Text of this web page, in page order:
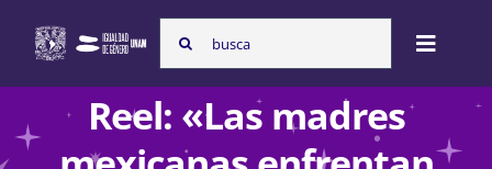
content
Search
for:
Toggle
Inicio
Reel: «Las madres